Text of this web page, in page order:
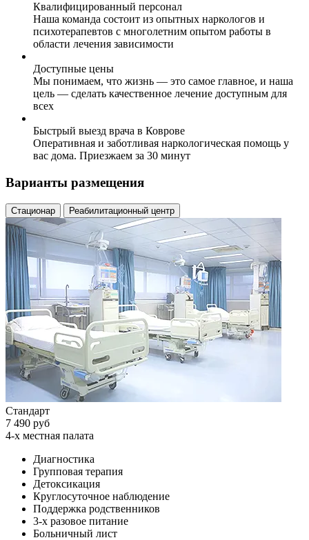
Квалифицированный персонал
Наша команда состоит из опытных наркологов и
психотерапевтов с многолетним опытом работы в
области лечения зависимости
Доступные цены
Мы понимаем, что жизнь — это самое главное, и наша
цель — сделать качественное лечение доступным для
всех
Быстрый выезд врача в Коврове
Оперативная и заботливая наркологическая помощь у
вас дома. Приезжаем за 30 минут
Варианты размещения
Стационар Реабилитационный центр
Стандарт
7 490 руб
4-х местная палата
Диагностика
Групповая терапия
Детоксикация
Круглосуточное наблюдение
Поддержка родственников
3-х разовое питание
Больничный лист